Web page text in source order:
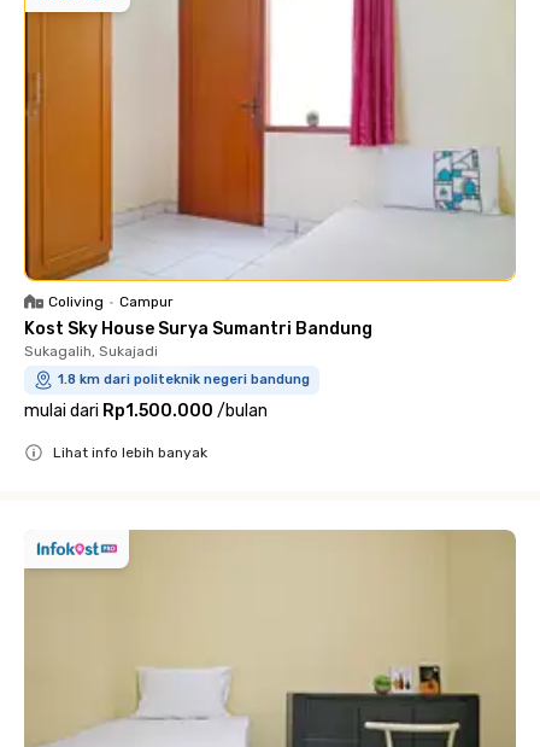
Coliving • Campur
Kost Sky House Surya Sumantri Bandung
Sukagalih, Sukajadi
1.8 km dari politeknik negeri bandung
mulai dari Rp1.500.000 /bulan
Lihat info lebih banyak